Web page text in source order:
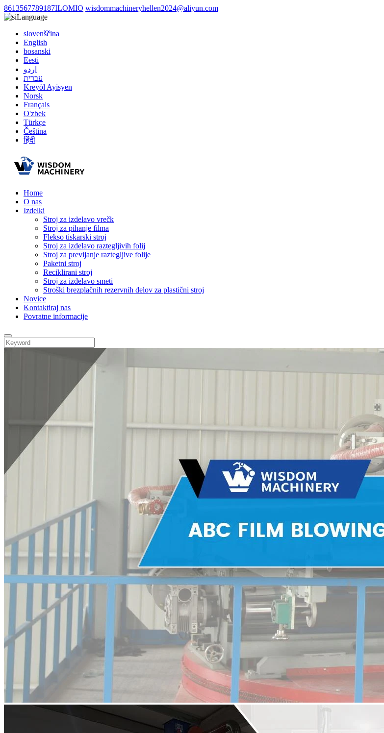
8613567789187ILOMIO wisdommachineryhellen2024@aliyun.com
Language
slovenščina
English
bosanski
Eesti
اردو
עברית
Kreyòl Ayisyen
Norsk
Français
O'zbek
Türkçe
Čeština
हिंदी
Home
O nas
Izdelki
Stroj za izdelavo vrečk
Stroj za pihanje filma
Flekso tiskarski stroj
Stroj za izdelavo raztegljivih folij
Stroj za previjanje raztegljive folije
Paketni stroj
Reciklirani stroj
Stroj za izdelavo smeti
Stroški brezplačnih rezervnih delov za plastični stroj
Novice
Kontaktiraj nas
Povratne informacije